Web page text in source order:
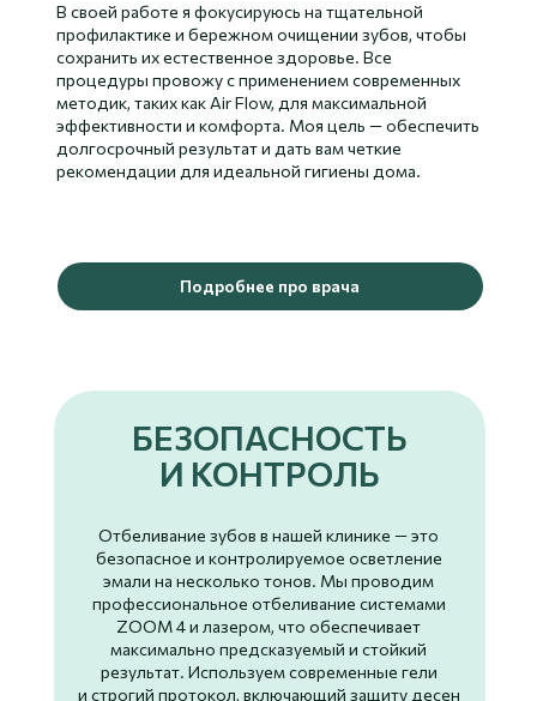
В своей работе я фокусируюсь на тщательной
профилактике и бережном очищении зубов, чтобы
сохранить их естественное здоровье. Все
процедуры провожу с применением современных
методик, таких как Air Flow, для максимальной
эффективности и комфорта. Моя цель — обеспечить
долгосрочный результат и дать вам четкие
рекомендации для идеальной гигиены дома.
Подробнее про врача
Отбеливание зубов в нашей клинике — это
безопасное и контролируемое осветление
эмали на несколько тонов. Мы проводим
профессиональное отбеливание системами
ZOOM 4 и лазером, что обеспечивает
максимально предсказуемый и стойкий
результат. Используем современные гели
и строгий протокол, включающий защиту десен
БЕЗОПАСНОСТЬ
И КОНТРОЛЬ